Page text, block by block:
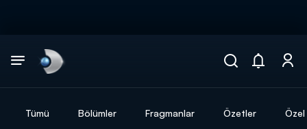
Tümü Bölümler Fragmanlar Özetler